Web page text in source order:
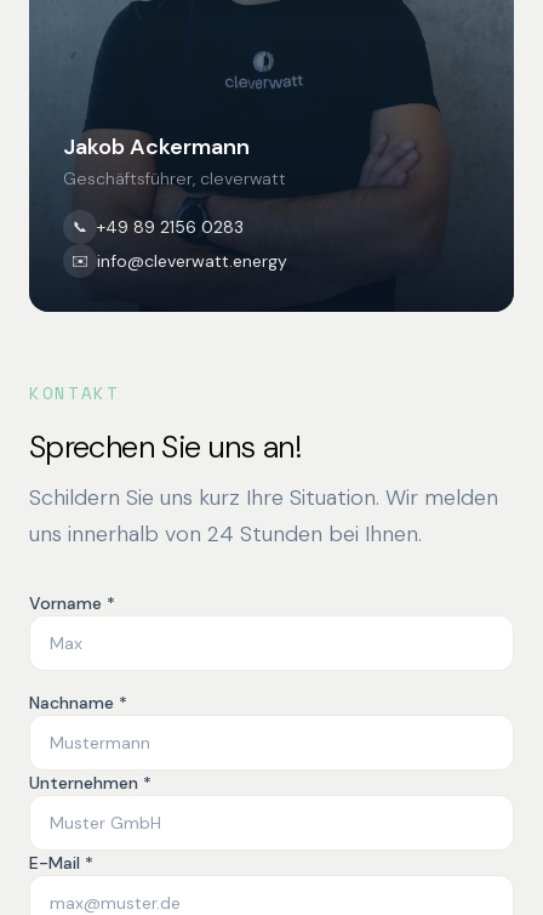
Jakob Ackermann
Geschäftsführer, cleverwatt
📞 +49 89 2156 0283
✉️ info@cleverwatt.energy
KONTAKT
Sprechen Sie uns an!
Schildern Sie uns kurz Ihre Situation. Wir melden
uns innerhalb von 24 Stunden bei Ihnen.
Vorname *
Nachname *
Unternehmen *
E-Mail *